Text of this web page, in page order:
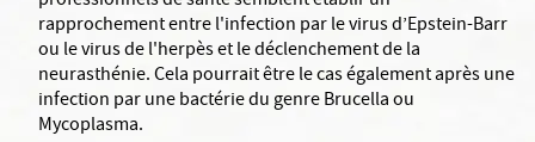
rapprochement entre l'infection par le virus d’Epstein-Barr
ou le virus de l'herpès et le déclenchement de la
neurasthénie. Cela pourrait être le cas également après une
infection par une bactérie du genre Brucella ou
Mycoplasma.